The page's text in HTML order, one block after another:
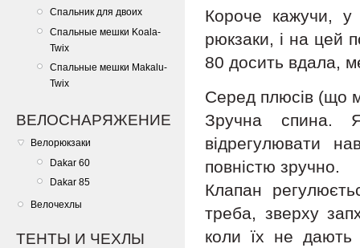
Спальник для двоих
Спальные мешки Koala-
Twix
Спальные мешки Makalu-
Twix
ВЕЛОСНАРЯЖЕНИЕ
Велорюкзаки
Dakar 60
Dakar 85
Велочехлы
ТЕНТЫ И ЧЕХЛЫ
Короче кажучи, у
рюкзаки, і на цей
80 досить вдала,
Серед плюсів (що
Зручна спина.
відрегулювати
повністю зручно.
Клапан
треба, зверху
коли їх не дають